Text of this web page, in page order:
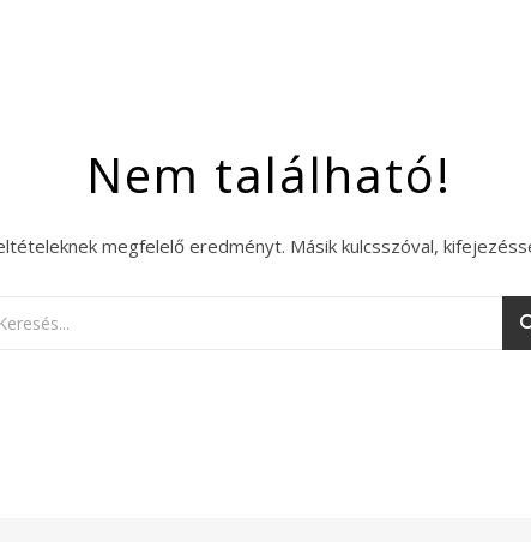
Nem található!
megfelelő eredményt. Másik kulcsszóval,